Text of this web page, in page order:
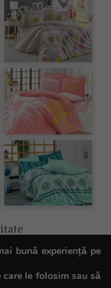
bună experiență pe
le folosim sau să